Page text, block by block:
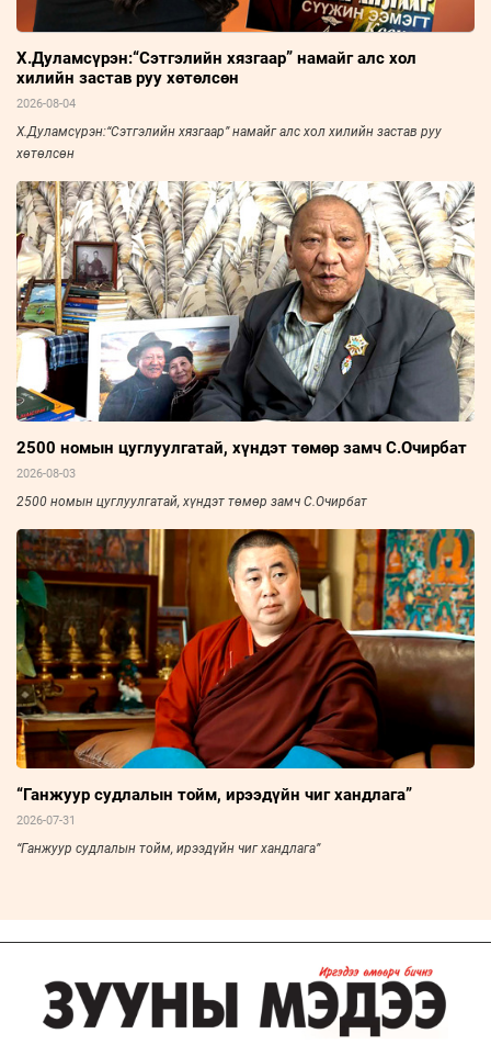
Х.Дуламсүрэн:“Сэтгэлийн хязгаар” намайг алс хол
хилийн застав руу хөтөлсөн
2026-08-04
Х.Дуламсүрэн:“Сэтгэлийн хязгаар” намайг алс хол хилийн застав руу
хөтөлсөн
2500 номын цуглуулгатай, хүндэт төмөр замч С.Очирбат
2026-08-03
2500 номын цуглуулгатай, хүндэт төмөр замч С.Очирбат
“Ганжуур судлалын тойм, ирээдүйн чиг хандлага”
2026-07-31
“Ганжуур судлалын тойм, ирээдүйн чиг хандлага”